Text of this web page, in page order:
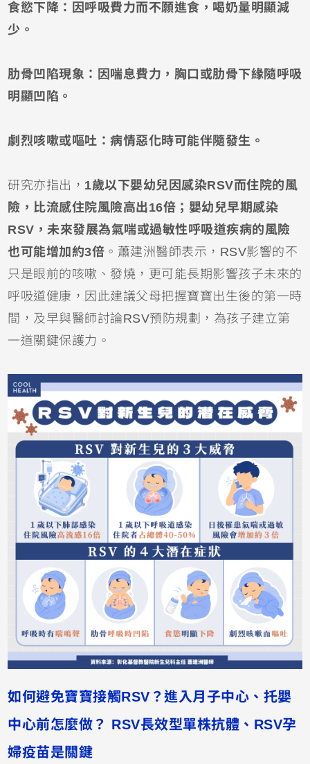
食慾下降：因呼吸費力而不願進食，喝奶量明顯減
少。
肋骨凹陷現象：因喘息費力，胸口或肋骨下緣隨呼吸
明顯凹陷。
劇烈咳嗽或嘔吐：病情惡化時可能伴隨發生。
研究亦指出， 1歲以下嬰幼兒 因感染RSV而住院的風
險，比流感住院風險高出16倍；嬰幼兒早期感染
RSV，未來發展為氣喘或過敏性呼吸道疾病的風險
也可能增加約3倍 。蕭建洲醫師表示，RSV影響的不
只是眼前的咳嗽、發燒，更可能長期影響孩子未來的
呼吸道健康，因此建議父母把握寶寶出生後的第一時
間，及早與醫師討論RSV預防規劃，為孩子建立第
一道關鍵保護力。
如何避免寶寶接觸RSV？進入月子中心、托嬰
中心前怎麼做？ RSV長效型單株抗體、RSV孕
婦疫苗是關鍵